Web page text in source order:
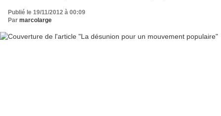
Publié le 19/11/2012 à 00:09
Par marcolarge